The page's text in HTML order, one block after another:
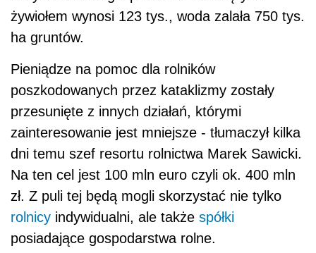
żywiołem wynosi 123 tys., woda zalała 750 tys.
ha gruntów.
Pieniądze na pomoc dla rolników
poszkodowanych przez kataklizmy zostały
przesunięte z innych działań, którymi
zainteresowanie jest mniejsze - tłumaczył kilka
dni temu szef resortu rolnictwa Marek Sawicki.
Na ten cel jest 100 mln euro czyli ok. 400 mln
zł. Z puli tej będą mogli skorzystać nie tylko
rolnicy indywidualni, ale także spółki
posiadające gospodarstwa rolne.